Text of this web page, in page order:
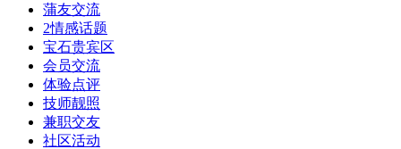
蒲友交流
2情感话题
宝石贵宾区
会员交流
体验点评
技师靓照
兼职交友
社区活动